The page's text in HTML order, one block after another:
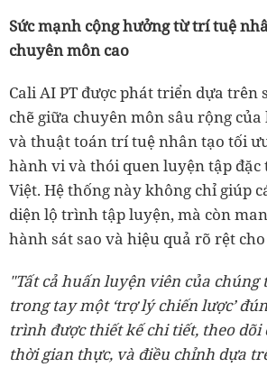
Sức mạnh cộng hưởng từ trí tuệ
chuyên môn cao
Cali AI PT được phát triển dựa trên
chẽ giữa chuyên môn sâu rộng
và thuật toán trí tuệ nhân tạo tối
hành vi và thói quen luyện tập
Việt. Hệ thống này không chỉ giúp
diện lộ trình tập luyện, mà còn
hành sát sao và hiệu quả rõ rệt
"Tất cả huấn luyện viên của chúng
trong tay một ‘trợ lý chiến lược’
trình được thiết kế chi tiết, theo dõi
thời gian thực, và điều chỉnh dựa